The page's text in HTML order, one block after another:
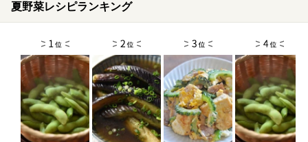
夏野菜レシピランキング